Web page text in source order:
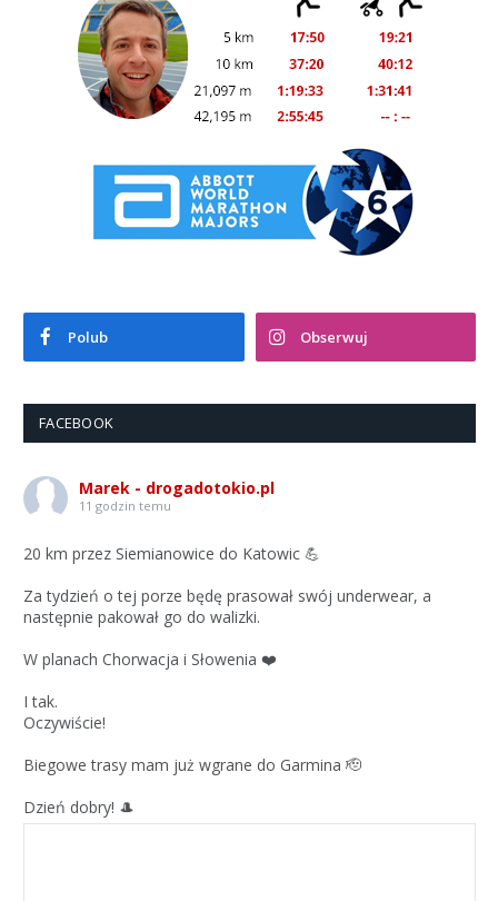
Polub Obserwuj
FACEBOOK
Marek - drogadotokio.pl
11 godzin temu
20 km przez Siemianowice do Katowic 💪
Za tydzień o tej porze będę prasował swój underwear, a
następnie pakował go do walizki.
W planach Chorwacja i Słowenia ❤️
I tak.
Oczywiście!
Biegowe trasy mam już wgrane do Garmina 🫡
Dzień dobry! 🎩